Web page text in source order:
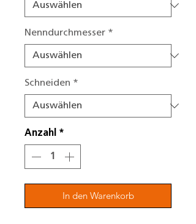
Nenndurchmesser *
Schneiden *
Anzahl *
In den Warenkorb